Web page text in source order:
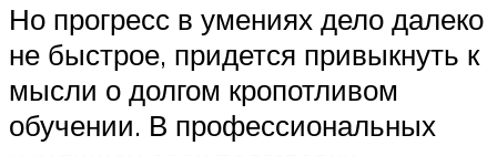
Но прогресс в умениях дело далеко
не быстрое, придется привыкнуть к
мысли о долгом кропотливом
обучении. В профессиональных